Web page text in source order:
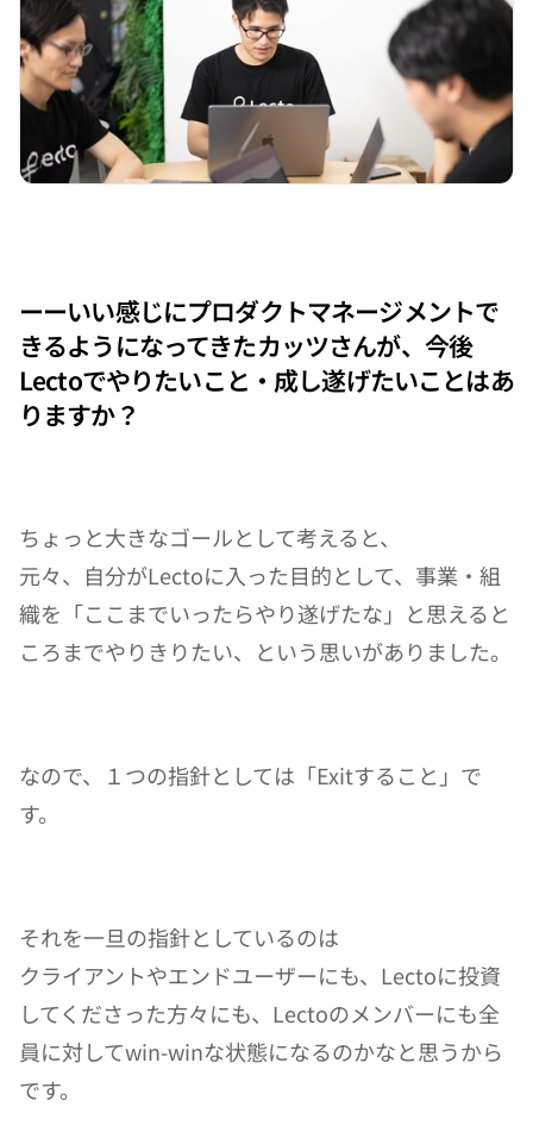
ーーいい感じにプロダクトマネージメントで
きるようになってきたカッツさんが、今後
Lectoでやりたいこと・成し遂げたいことはあ
りますか？
ちょっと大きなゴールとして考えると、
元々、自分がLectoに入った目的として、事業・組
織を「ここまでいったらやり遂げたな」と思えると
ころまでやりきりたい、という思いがありました。
なので、１つの指針としては「Exitすること」で
す。
それを一旦の指針としているのは
クライアントやエンドユーザーにも、Lectoに投資
してくださった方々にも、Lectoのメンバーにも全
員に対してwin-winな状態になるのかなと思うから
です。